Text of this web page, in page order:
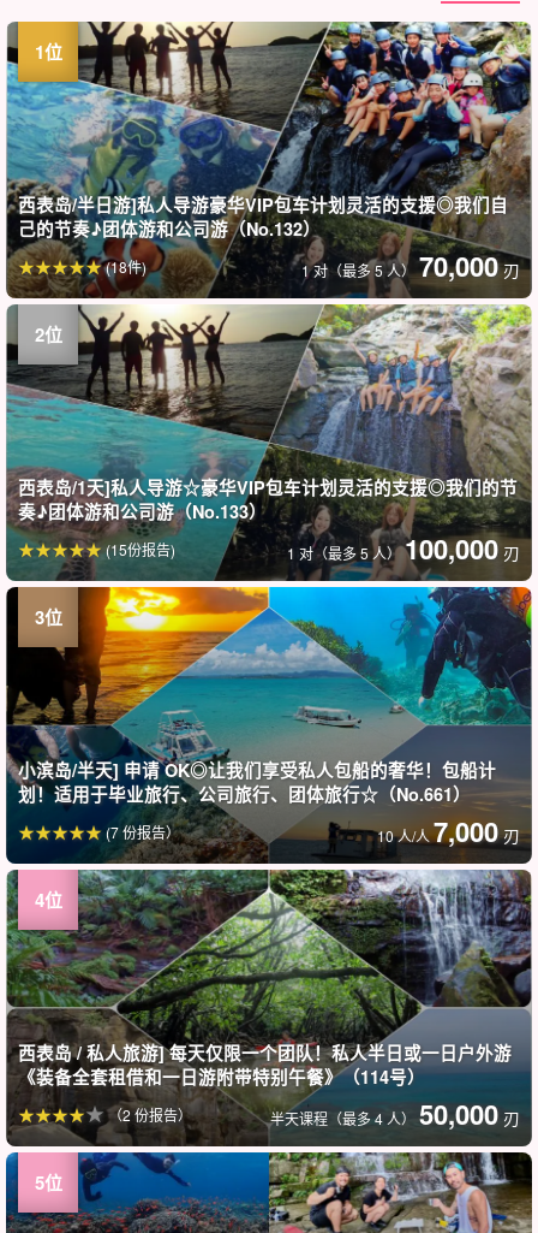
西表岛/半日游]私人导游豪华VIP包车计划灵活的支援◎我们自
己的节奏♪团体游和公司游（No.132）
1 对（最多 5 人）70,000 刃
(18件)
西表岛/1天]私人导游☆豪华VIP包车计划灵活的支援◎我们的节
奏♪团体游和公司游（No.133）
1 对（最多 5 人）100,000 刃
(15份报告)
小滨岛/半天] 申请 OK◎让我们享受私人包船的奢华！包船计
划！适用于毕业旅行、公司旅行、团体旅行☆（No.661）
10 人/人7,000 刃
(7 份报告）
西表岛 / 私人旅游] 每天仅限一个团队！私人半日或一日户外游
《装备全套租借和一日游附带特别午餐》（114号）
半天课程（最多 4 人） 50,000 刃
（2 份报告）